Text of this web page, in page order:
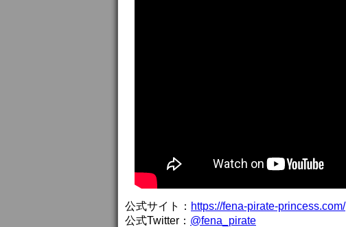
公式サイト： https://fena-pirate-princess.com/
公式Twitter： @fena_pirate